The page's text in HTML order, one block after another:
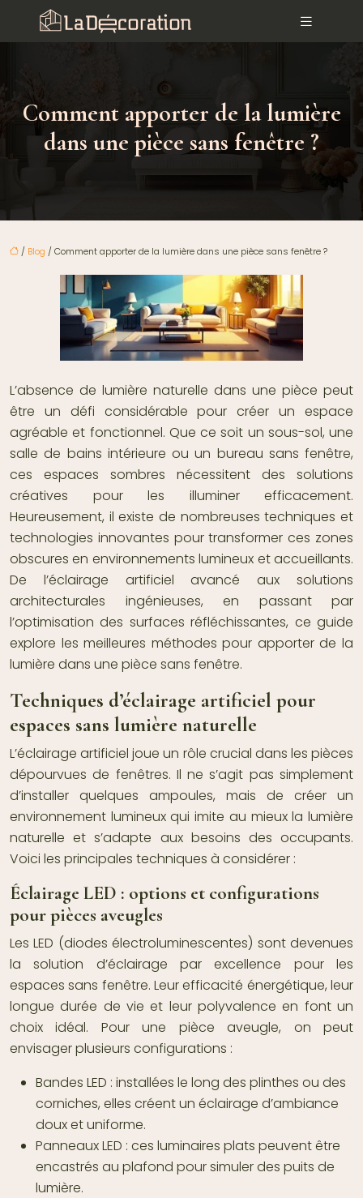
Comment apporter de la lumière
dans une pièce sans fenêtre ?
/ Blog / Comment apporter de la lumière dans une pièce sans fenêtre ?
L’absence de lumière naturelle dans une pièce peut
être un défi considérable pour créer un espace
agréable et fonctionnel. Que ce soit un sous-sol, une
salle de bains intérieure ou un bureau sans fenêtre,
ces espaces sombres nécessitent des solutions
créatives pour les illuminer efficacement.
Heureusement, il existe de nombreuses techniques et
technologies innovantes pour transformer ces zones
obscures en environnements lumineux et accueillants.
De l’éclairage artificiel avancé aux solutions
architecturales ingénieuses, en passant par
l’optimisation des surfaces réfléchissantes, ce guide
explore les meilleures méthodes pour apporter de la
lumière dans une pièce sans fenêtre.
Techniques d’éclairage artificiel pour
espaces sans lumière naturelle
L’éclairage artificiel joue un rôle crucial dans les pièces
dépourvues de fenêtres. Il ne s’agit pas simplement
d’installer quelques ampoules, mais de créer un
environnement lumineux qui imite au mieux la lumière
naturelle et s’adapte aux besoins des occupants.
Voici les principales techniques à considérer :
Éclairage LED : options et configurations
pour pièces aveugles
Les LED (diodes électroluminescentes) sont devenues
la solution d’éclairage par excellence pour les
espaces sans fenêtre. Leur efficacité énergétique, leur
longue durée de vie et leur polyvalence en font un
choix idéal. Pour une pièce aveugle, on peut
envisager plusieurs configurations :
Bandes LED : installées le long des plinthes ou des
corniches, elles créent un éclairage d’ambiance
doux et uniforme.
Panneaux LED : ces luminaires plats peuvent être
encastrés au plafond pour simuler des puits de
lumière.